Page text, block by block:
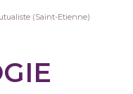
(Saint-Etienne)